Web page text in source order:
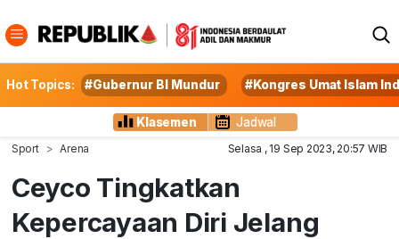
Hot Topics: #Gubernur BI Mundur #Kongres Umat Islam
Klasemen Jadwal
Sport Arena Selasa , 19 Sep 2023, 20:57 WIB
Ceyco Tingkatkan
Kepercayaan Diri Jelang